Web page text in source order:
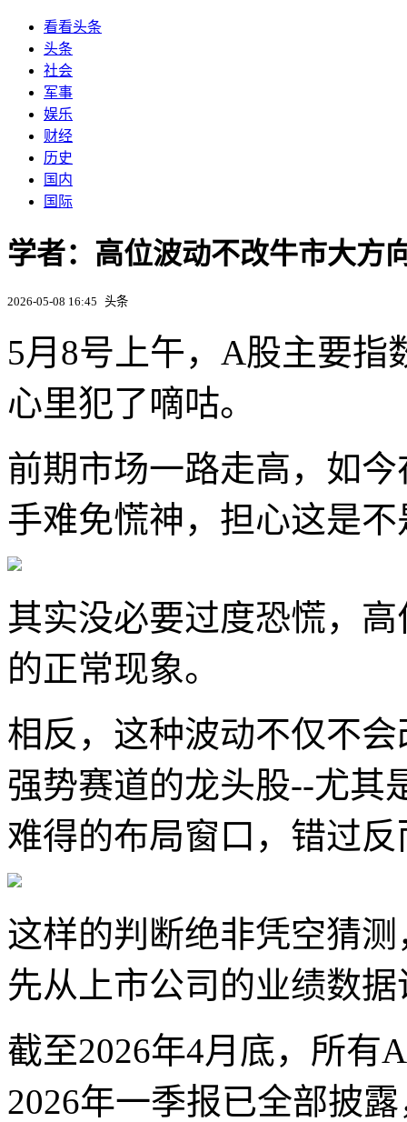
看看头条
头条
社会
军事
娱乐
财经
历史
国内
国际
学者：高位波动不改牛市大方
2026-05-08 16:45 头条
5月8号上午，A股主要指
心里犯了嘀咕。
前期市场一路走高，如
手难免慌神，担心这是
其实没必要过度恐慌，
的正常现象。
相反，这种波动不仅不
强势赛道的龙头股--尤其
难得的布局窗口，错过
这样的判断绝非凭空猜
先从上市公司的业绩数据
截至2026年4月底，所有
2026年一季报已全部披